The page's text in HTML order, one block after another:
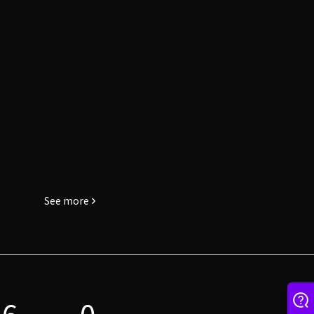
See more